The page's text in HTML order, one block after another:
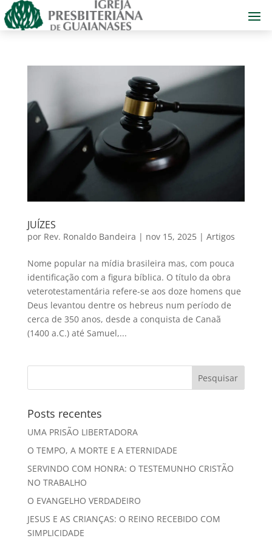
JUÍZES
por Rev. Ronaldo Bandeira | nov 15, 2025| Artigos
Nome popular na mídia brasileira mas, com pouca
identificação com a figura bíblica. O título da obra
veterotestamentária refere-se aos doze homens que
Deus levantou dentre os hebreus num período de
cerca de 350 anos, desde a conquista de Canaã
(1400 a.C.) até Samuel,...
Posts recentes
UMA PRISÃO LIBERTADORA
O TEMPO, A MORTE E A ETERNIDADE
SERVINDO COM HONRA: O TESTEMUNHO CRISTÃO
NO TRABALHO
O EVANGELHO VERDADEIRO
JESUS E AS CRIANÇAS: O REINO RECEBIDO COM
SIMPLICIDADE